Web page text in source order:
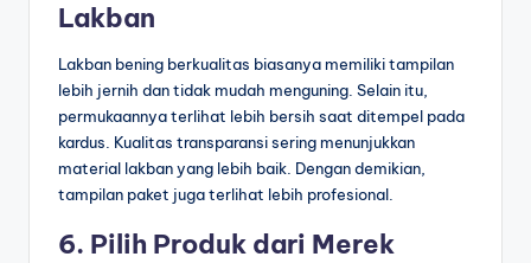
Lakban
Lakban bening berkualitas biasanya memiliki tampilan
lebih jernih dan tidak mudah menguning. Selain itu,
permukaannya terlihat lebih bersih saat ditempel pada
kardus. Kualitas transparansi sering menunjukkan
material lakban yang lebih baik. Dengan demikian,
tampilan paket juga terlihat lebih profesional.
6. Pilih Produk dari Merek